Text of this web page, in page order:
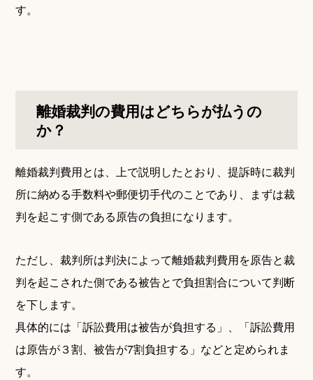
す。
離婚裁判の費用はどちらが払うの
か？
離婚裁判費用とは、上で説明したとおり、提訴時に裁判
所に納める手数料や郵便切手代のことであり、まずは裁
判を起こす側である原告の負担になります。
ただし、裁判所は判決によって離婚裁判費用を原告と裁
判を起こされた側である被告とで負担割合について判断
を下します。
具体的には「訴訟費用は被告が負担する」、「訴訟費用
は原告が３割、被告が7割負担する」などと定められま
す。